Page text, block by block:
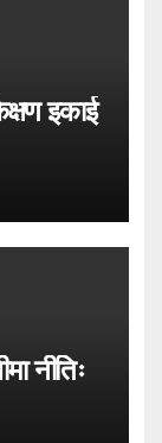
इकाई
नीतिः